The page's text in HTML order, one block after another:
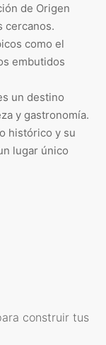
de Origen
cercanos.
como el
embutidos
un destino
y gastronomía.
histórico y su
lugar único
construir tus